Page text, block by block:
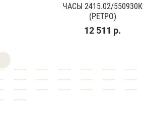
ЧАСЫ 2415.02/550930К
(РЕТРО)
12 511 р.